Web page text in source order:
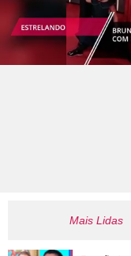
Mais Lidas